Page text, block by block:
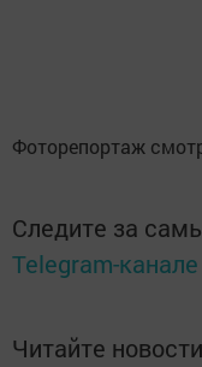
Фоторепортаж
Следите за
Telegram-канале
Читайте